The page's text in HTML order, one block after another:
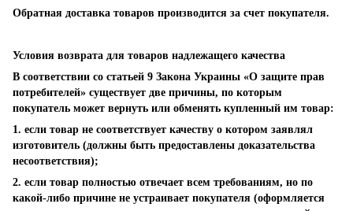
Обратная доставка товаров производится за счет покупателя.
Условия возврата для товаров надлежащего качества
В соответствии со статьей 9 Закона Украины «О защите прав
потребителей» существует две причины, по которым
покупатель может вернуть или обменять купленный им товар:
1. если товар не соответствует качеству о котором заявлял
изготовитель (должны быть предоставлены доказательства
несоответствия);
2. если товар полностью отвечает всем требованиям, но по
какой-либо причине не устраивает покупателя (оформляется